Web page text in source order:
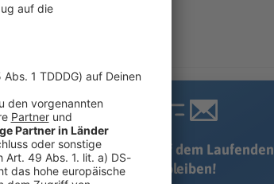
zu
Immer auf dem Laufenden
bleiben!